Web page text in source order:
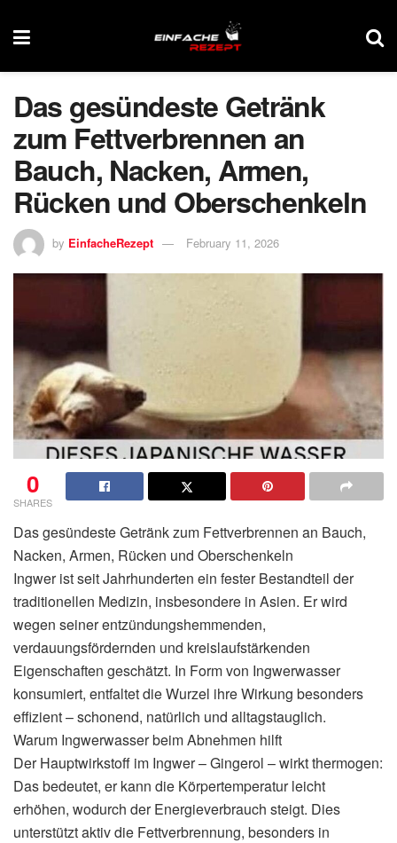
Das gesündeste Getränk
zum Fettverbrennen an
Bauch, Nacken, Armen,
Rücken und Oberschenkeln
by EinfacheRezept February 11, 2026
0
SHARES
Das gesündeste Getränk zum Fettverbrennen an Bauch,
Nacken, Armen, Rücken und Oberschenkeln
Ingwer ist seit Jahrhunderten ein fester Bestandteil der
traditionellen Medizin, insbesondere in Asien. Er wird
wegen seiner entzündungshemmenden,
verdauungsfördernden und kreislaufstärkenden
Eigenschaften geschätzt. In Form von Ingwerwasser
konsumiert, entfaltet die Wurzel ihre Wirkung besonders
effizient – schonend, natürlich und alltagstauglich.
Warum Ingwerwasser beim Abnehmen hilft
Der Hauptwirkstoff im Ingwer – Gingerol – wirkt thermogen:
Das bedeutet, er kann die Körpertemperatur leicht
erhöhen, wodurch der Energieverbrauch steigt. Dies
unterstützt aktiv die Fettverbrennung, besonders in